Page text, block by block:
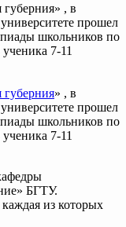
губерния» , в
прошел
школьников по
7-11
губерния» , в
прошел
школьников по
7-11
БГТУ.
из которых